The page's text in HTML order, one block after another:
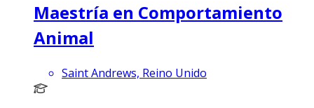
Maestría en Comportamiento
Animal
Saint Andrews, Reino Unido